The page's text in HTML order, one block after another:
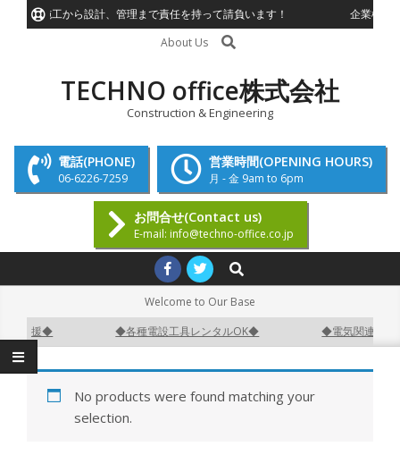
工事施工から設計、管理まで責任を持って請負います！
企業様、
About Us
Search
TECHNO office株式会社
Construction & Engineering
電話(PHONE)
06-6226-7259
営業時間(OPENING HOURS)
月 - 金 9am to 6pm
お問合せ(Contact us)
E-mail: info@techno-office.co.jp
Navigation
Search
Welcome to Our Base
支援◆
◆各種電設工具レンタルOK◆ ◆電気関連機器
No products were found matching your
selection.